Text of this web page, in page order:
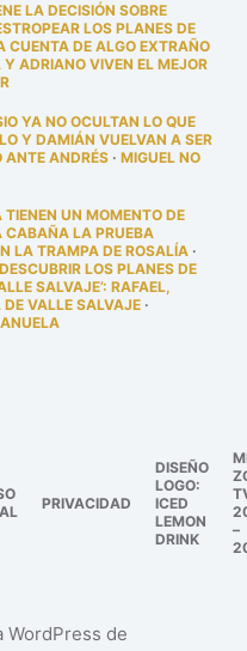
LA DECISIÓN SOBRE
LOS PLANES DE
CUENTA DE ALGO EXTRAÑO
ADRIANO VIVEN EL MEJOR
YA NO OCULTAN LO QUE
Y DAMIÁN VUELVAN A SER
ANTE ANDRÉS· MIGUEL NO
UN MOMENTO DE
CABAÑA LA PRUEBA
LA TRAMPA DE ROSALÍA·
LOS PLANES DE
SALVAJE’: RAFAEL,
VALLE SALVAJE·
PRIVACIDAD
DISEÑO
LOGO:
ICED
LEMON
DRINK
–
de